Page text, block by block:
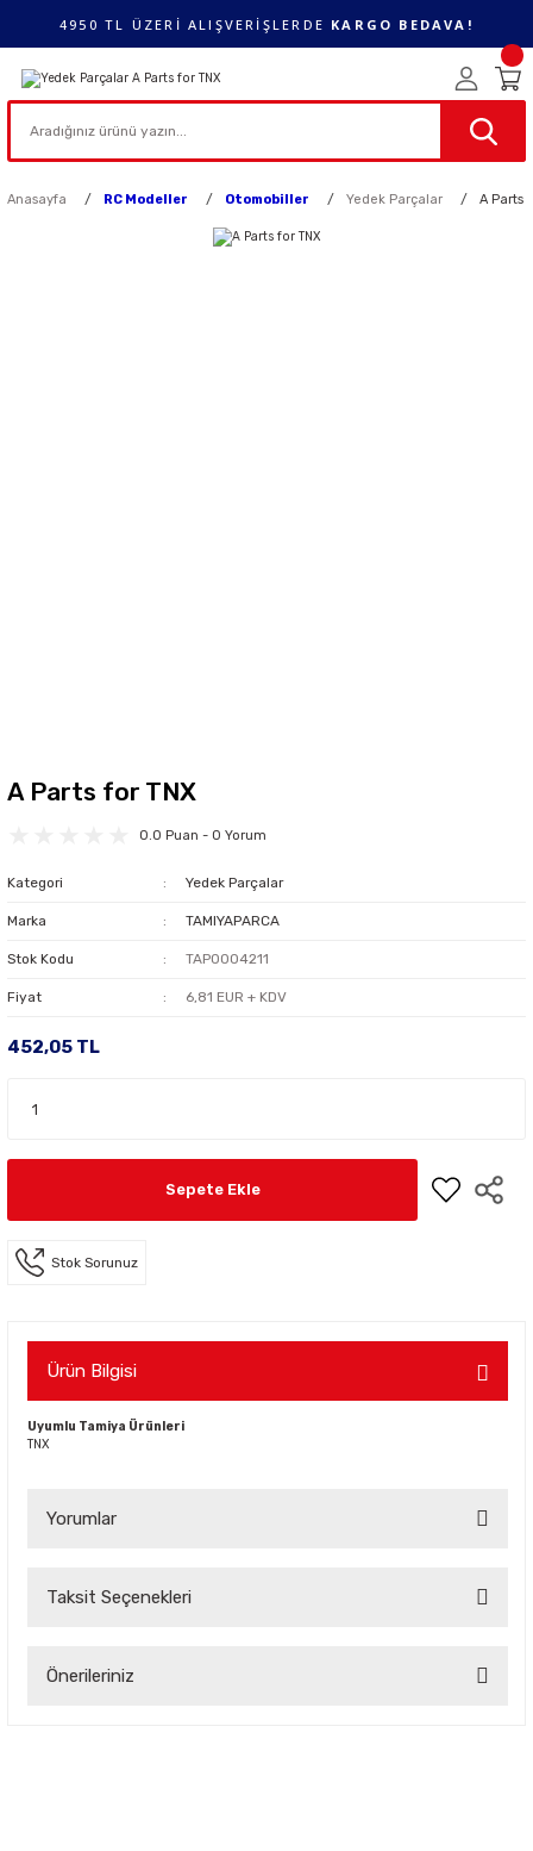
4950 TL ÜZERİ ALIŞVERİŞLERDE KARGO BEDAVA!
Anasayfa RC Modeller Otomobiller Yedek Parçalar A Parts
A Parts for TNX
0.0 Puan - 0 Yorum
Kategori Yedek Parçalar
Marka TAMIYAPARCA
Stok Kodu TAP0004211
Fiyat 6,81 EUR + KDV
452,05 TL
Sepete Ekle
Stok Sorunuz
Ürün Bilgisi
Uyumlu Tamiya Ürünleri
TNX
Yorumlar
Taksit Seçenekleri
Önerileriniz